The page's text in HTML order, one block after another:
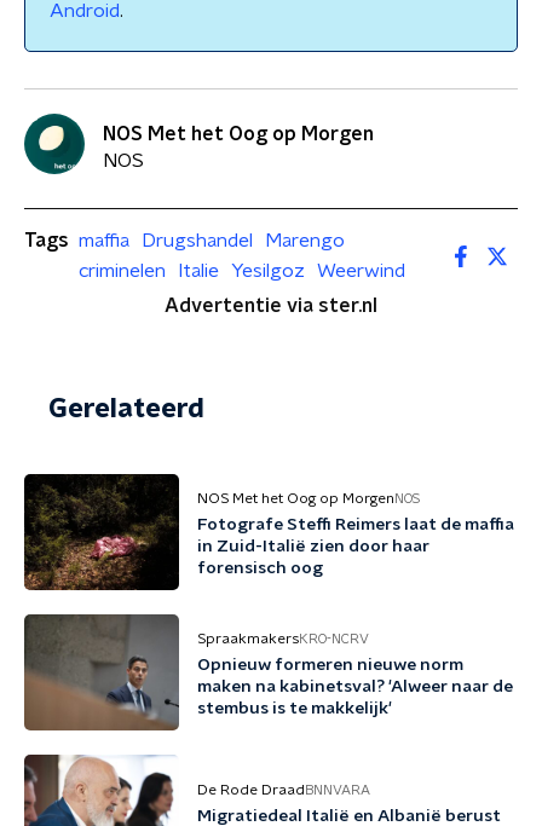
Android.
NOS Met het Oog op Morgen
NOS
Tags maffia Drugshandel
Marengo
criminelen
Italie Yesilgoz
Weerwind
Advertentie via ster.nl
Gerelateerd
NOS Met het Oog op Morgen NOS
Fotografe Steffi Reimers laat de maffia
in Zuid-Italië zien door haar
forensisch oog
SpraakmakersKRO-NCRV
Opnieuw formeren nieuwe norm
maken na kabinetsval? 'Alweer naar de
stembus is te makkelijk'
De Rode Draad BNNVARA
Migratiedeal Italië en Albanië berust